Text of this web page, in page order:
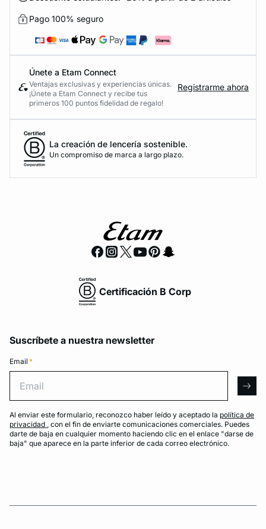
Pago 100% seguro
Únete a Etam Connect
Ventajas exclusivas y experiencias únicas.
¡Únete a Etam Connect y recibe tus
primeros 100 puntos fidelidad de regalo!
Registrarme ahora
La creación de lencería sostenible.
Un compromiso de marca a largo plazo.
Certificación B Corp
Suscríbete a nuestra newsletter
Email *
Al enviar este formulario, reconozco haber leído y aceptado la política de
privacidad , con el fin de enviarte comunicaciones comerciales. Puedes
darte de baja en cualquier momento haciendo clic en el enlace "darse de
baja" que aparece en la parte inferior de cada correo electrónico.